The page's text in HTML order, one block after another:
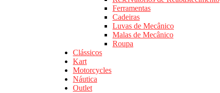
Ferramentas
Cadeiras
Luvas de Mecânico
Malas de Mecânico
Roupa
Clássicos
Kart
Motorcycles
Náutica
Outlet